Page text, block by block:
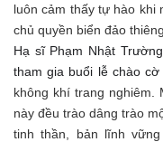
luôn cảm thấy tự hào khi
chủ quyền biển đảo
Hạ sĩ Phạm Nhật
tham gia buổi lễ chào
không khí trang nghiêm.
này đều trào dâng trào
tinh thần, bản lĩnh